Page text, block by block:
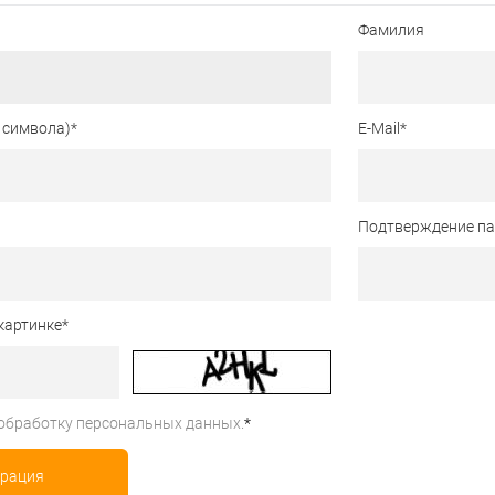
Фамилия
* E-Mail *
Подтверждение
*
персональных данных.*